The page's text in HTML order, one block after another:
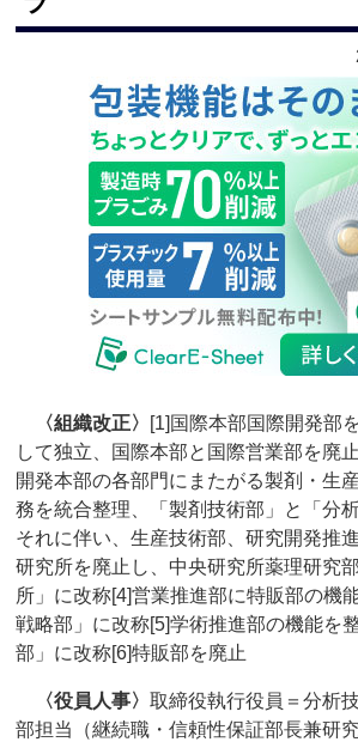
〈組織改正〉 [1]国際本部国際開発部
して独立、国際本部と国際営業部を廃
開発本部の各部門にまたがる製剤・生
務を統合整理、「製剤技術部」と「分
それに伴い、生産技術部、研究開発推
研究所を廃止し、中央研究所薬理研究
所」に改称[4]営業推進部に特販部の機
戦略部」に改称[5]学術推進部の機能を
部」に改称[6]特販部を廃止
〈役員人事〉取締役執行役員＝分析
部担当（継続職・信頼性保証部長兼研